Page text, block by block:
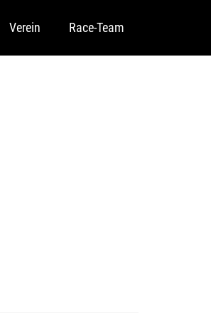
Verein Race-Team